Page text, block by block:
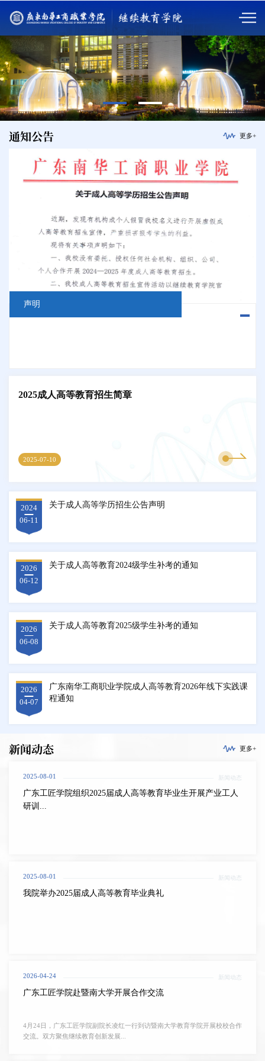
通知公告 更多+
声明
2025成人高等教育招生简章
2025-07-10
2024
06-11
关于成人高等学历招生公告声明
2026
06-12
关于成人高等教育2024级学生补考的通知
2026
06-08
关于成人高等教育2025级学生补考的通知
2026
04-07
广东南华工商职业学院成人高等教育2026年线下实践课
程通知
新闻动态 更多+
2025-08-01 新闻动态
广东工匠学院组织2025届成人高等教育毕业生开展产业工人
研训...
2025-08-01 新闻动态
我院举办2025届成人高等教育毕业典礼
2026-04-24 新闻动态
广东工匠学院赴暨南大学开展合作交流
4月24日，广东工匠学院副院长凌红一行到访暨南大学教育学院开展校校合作
交流。双方聚焦继续教育创新发展...